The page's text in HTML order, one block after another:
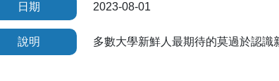
日期 2023-08-01
說明 多數大學新鮮人最期待的莫過於認識